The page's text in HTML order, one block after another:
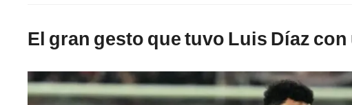
El gran gesto que tuvo Luis Díaz